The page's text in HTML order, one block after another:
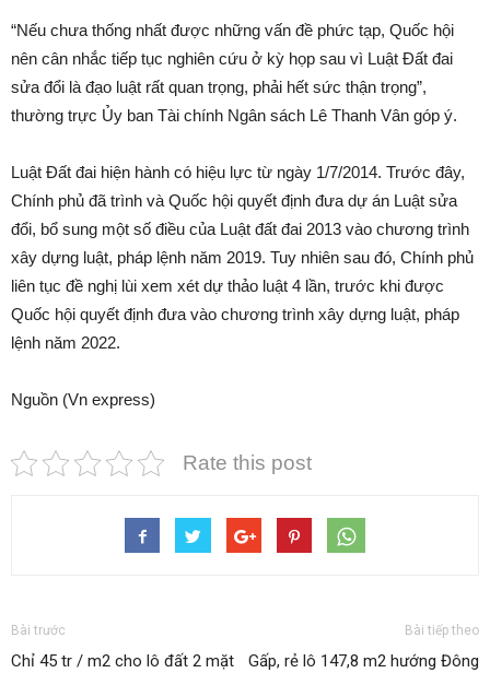
“Nếu chưa thống nhất được những vấn đề phức tạp, Quốc hội
nên cân nhắc tiếp tục nghiên cứu ở kỳ họp sau vì Luật Đất đai
sửa đổi là đạo luật rất quan trọng, phải hết sức thận trọng”,
thường trực Ủy ban Tài chính Ngân sách Lê Thanh Vân góp ý.
Luật Đất đai hiện hành có hiệu lực từ ngày 1/7/2014. Trước đây,
Chính phủ đã trình và Quốc hội quyết định đưa dự án Luật sửa
đổi, bổ sung một số điều của Luật đất đai 2013 vào chương trình
xây dựng luật, pháp lệnh năm 2019. Tuy nhiên sau đó, Chính phủ
liên tục đề nghị lùi xem xét dự thảo luật 4 lần, trước khi được
Quốc hội quyết định đưa vào chương trình xây dựng luật, pháp
lệnh năm 2022.
Nguồn (Vn express)
Rate this post
Bài trước
Chỉ 45 tr / m2 cho lô đất 2 mặt
Bài tiếp theo
Gấp, rẻ lô 147,8 m2 hướng Đông